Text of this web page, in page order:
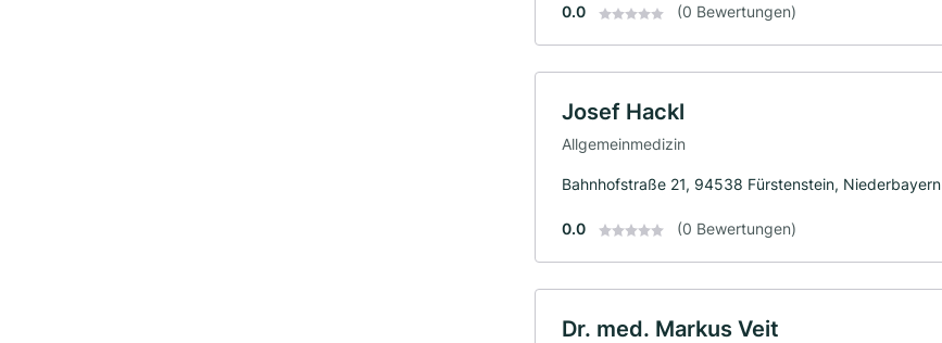
0.0 (0 Bewertungen)
Josef Hackl
Allgemeinmedizin
Bahnhofstraße 21, 94538 Fürstenstein, Niederbayern
0.0 (0 Bewertungen)
Dr. med. Markus Veit